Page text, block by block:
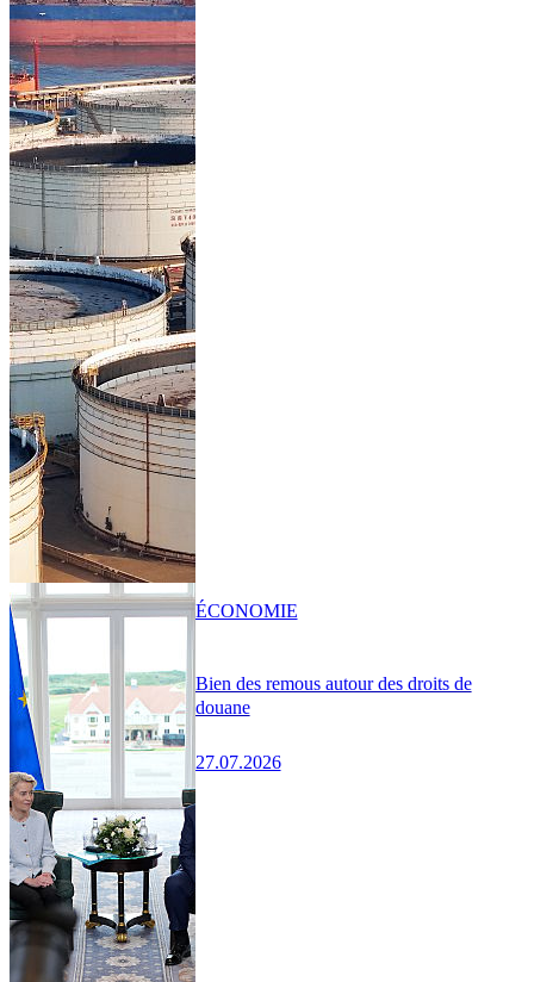
Bien des remous autour des droits de
douane
27.07.2026
ÉCONOMIE